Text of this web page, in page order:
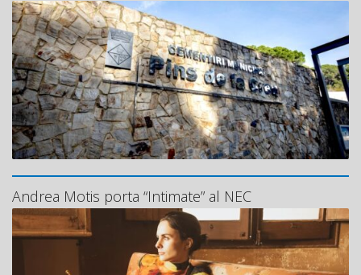
Andrea Motis porta “Intimate” al NEC